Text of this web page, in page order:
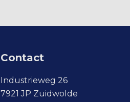
Contact
Industrieweg 26
7921 JP Zuidwolde